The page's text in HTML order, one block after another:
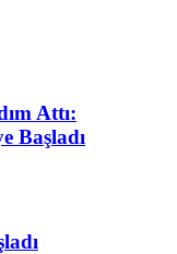
Attı:
Başladı